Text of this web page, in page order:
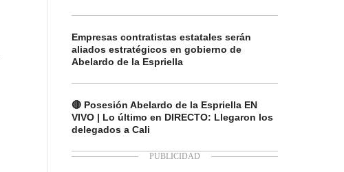
Empresas contratistas estatales serán
aliados estratégicos en gobierno de
Abelardo de la Espriella
🔴 Posesión Abelardo de la Espriella EN
VIVO | Lo último en DIRECTO: Llegaron los
delegados a Cali